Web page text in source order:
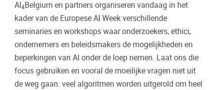
AI4Belgium en partners organiseren vandaag in het
kader van de Europese AI Week verschillende
seminaries en workshops waar onderzoekers, ethici,
ondernemers en beleidsmakers de mogelijkheden en
beperkingen van AI onder de loep nemen. Laat ons die
focus gebruiken en vooral de moeilijke vragen niet uit
de weg gaan: veel algoritmen worden uitgerold om heel